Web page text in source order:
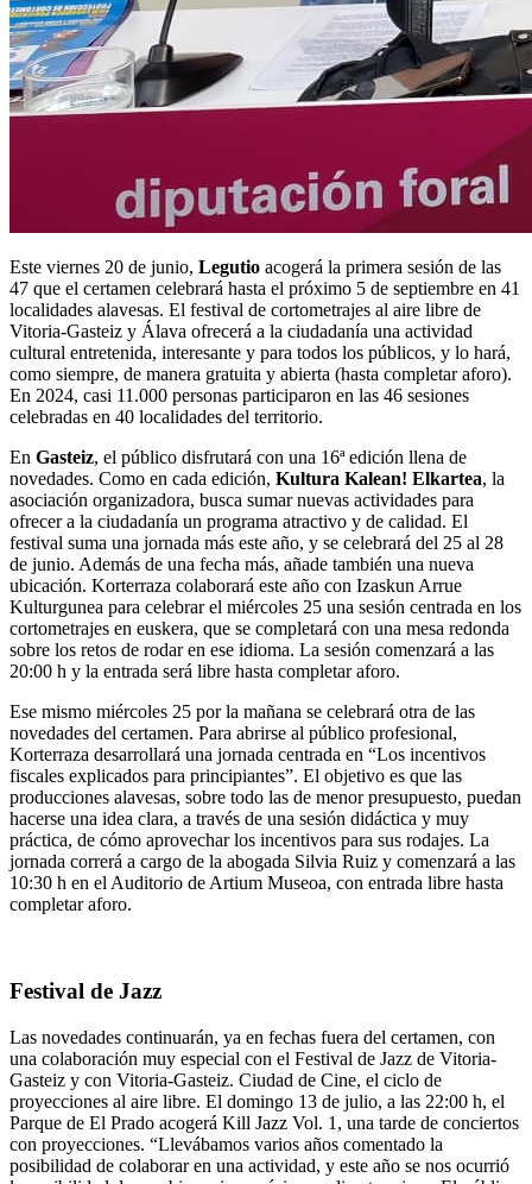
Este viernes 20 de junio, Legutio acogerá la primera sesión de las
47 que el certamen celebrará hasta el próximo 5 de septiembre en 41
localidades alavesas. El festival de cortometrajes al aire libre de
Vitoria-Gasteiz y Álava ofrecerá a la ciudadanía una actividad
cultural entretenida, interesante y para todos los públicos, y lo hará,
como siempre, de manera gratuita y abierta (hasta completar aforo).
En 2024, casi 11.000 personas participaron en las 46 sesiones
celebradas en 40 localidades del territorio.
En Gasteiz, el público disfrutará con una 16ª edición llena de
novedades. Como en cada edición, Kultura Kalean! Elkartea, la
asociación organizadora, busca sumar nuevas actividades para
ofrecer a la ciudadanía un programa atractivo y de calidad. El
festival suma una jornada más este año, y se celebrará del 25 al 28
de junio. Además de una fecha más, añade también una nueva
ubicación. Korterraza colaborará este año con Izaskun Arrue
Kulturgunea para celebrar el miércoles 25 una sesión centrada en los
cortometrajes en euskera, que se completará con una mesa redonda
sobre los retos de rodar en ese idioma. La sesión comenzará a las
20:00 h y la entrada será libre hasta completar aforo.
Ese mismo miércoles 25 por la mañana se celebrará otra de las
novedades del certamen. Para abrirse al público profesional,
Korterraza desarrollará una jornada centrada en “Los incentivos
fiscales explicados para principiantes”. El objetivo es que las
producciones alavesas, sobre todo las de menor presupuesto, puedan
hacerse una idea clara, a través de una sesión didáctica y muy
práctica, de cómo aprovechar los incentivos para sus rodajes. La
jornada correrá a cargo de la abogada Silvia Ruiz y comenzará a las
10:30 h en el Auditorio de Artium Museoa, con entrada libre hasta
completar aforo.
Festival de Jazz
Las novedades continuarán, ya en fechas fuera del certamen, con
una colaboración muy especial con el Festival de Jazz de Vitoria-
Gasteiz y con Vitoria-Gasteiz. Ciudad de Cine, el ciclo de
proyecciones al aire libre. El domingo 13 de julio, a las 22:00 h, el
Parque de El Prado acogerá Kill Jazz Vol. 1, una tarde de conciertos
con proyecciones. “Llevábamos varios años comentado la
posibilidad de colaborar en una actividad, y este año se nos ocurrió